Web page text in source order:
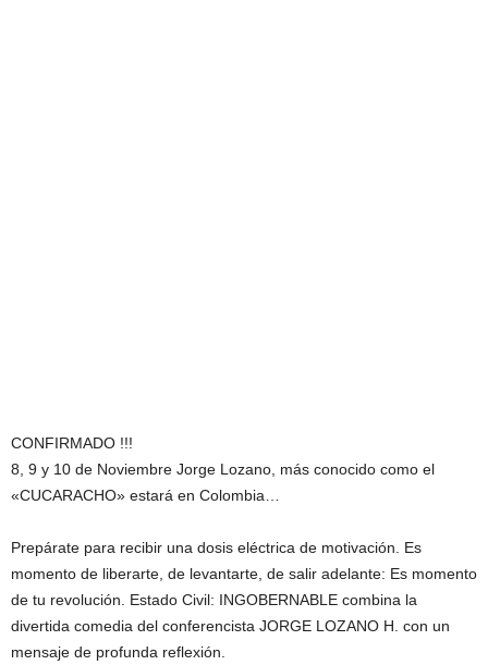
CONFIRMADO !!!
8, 9 y 10 de Noviembre Jorge Lozano, más conocido como el
«CUCARACHO» estará en Colombia…
Prepárate para recibir una dosis eléctrica de motivación. Es
momento de liberarte, de levantarte, de salir adelante: Es momento
de tu revolución. Estado Civil: INGOBERNABLE combina la
divertida comedia del conferencista JORGE LOZANO H. con un
mensaje de profunda reflexión.